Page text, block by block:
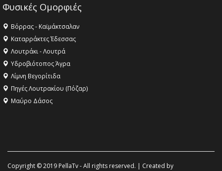
Φυσικές Ομορφιές
Βόρρας - Καϊμάκτσαλαν
Καταρράκτες Έδεσσας
Λουτράκι - Λουτρά
Υδροβιότοπος Άγρα
Λίμνη Βεγορίτιδα
Πηγές Λουτρακίου (Πόζαρ)
Μαύρο Δάσος
Copyright © 2019 PellaTv - All rights reserved. | Created by